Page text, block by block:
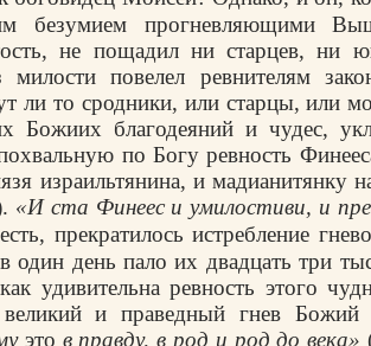
безумием прогневляющими
не пощадил ни старцев, ни
повелел ревнителям
ли то сродники, или старцы, или
Божиих благодеяний и чудес,
по Богу ревность
израильтянина, и мадианитянку
«И ста Финеес и умилостиви, и
прекратилось истребление
один день пало их двадцать три
удивительна рев­ность этого
и праведный гнев Божий
это в правду, в род и род до века»